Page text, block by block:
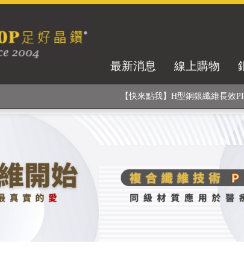
最新消息 線上購物
獨家專利紗線及捻合技術! 黑晶竹炭+PP聚丙烯
【快來點我】H型銅銀纖維長效
【快來點我】三金